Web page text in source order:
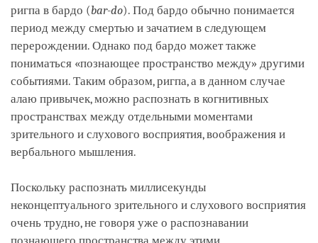
ригпа в бардо (bar-do). Под бардо обычно понимается
период между смертью и зачатием в следующем
перерождении. Однако под бардо может также
пониматься «познающее пространство между» другими
событиями. Таким образом, ригпа, а в данном случае
алаю привычек, можно распознать в когнитивных
пространствах между отдельными моментами
зрительного и слухового восприятия, воображения и
вербального мышления.
Поскольку распознать миллисекунды
неконцептуального зрительного и слухового восприятия
очень трудно, не говоря уже о распознавании